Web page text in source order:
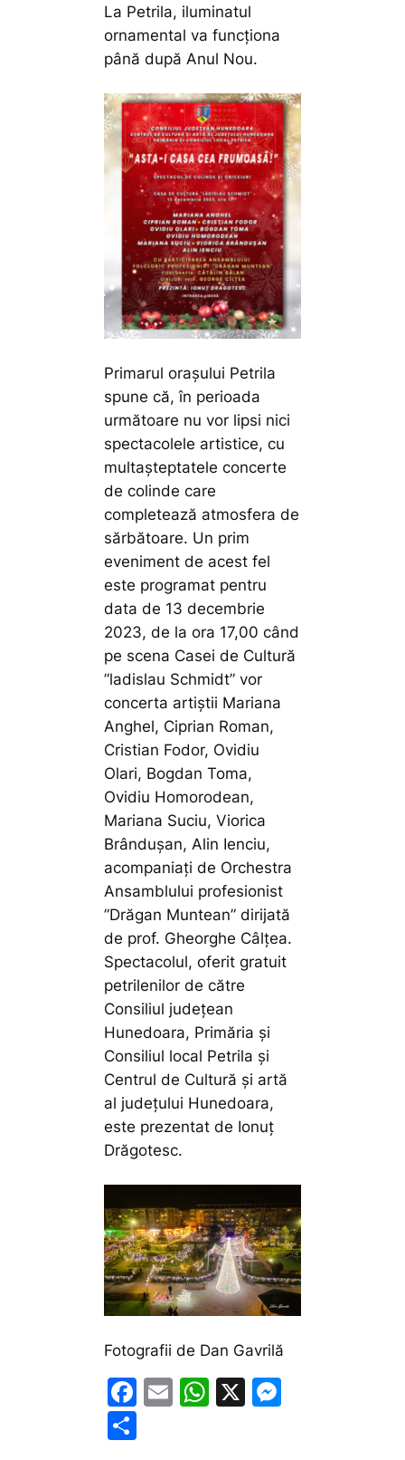
La Petrila, iluminatul
ornamental va funcționa
până după Anul Nou.
Primarul orașului Petrila
spune că, în perioada
următoare nu vor lipsi nici
spectacolele artistice, cu
multașteptatele concerte
de colinde care
completează atmosfera de
sărbătoare. Un prim
eveniment de acest fel
este programat pentru
data de 13 decembrie
2023, de la ora 17,00 când
pe scena Casei de Cultură
”ladislau Schmidt” vor
concerta artiștii Mariana
Anghel, Ciprian Roman,
Cristian Fodor, Ovidiu
Olari, Bogdan Toma,
Ovidiu Homorodean,
Mariana Suciu, Viorica
Brândușan, Alin Ienciu,
acompaniați de Orchestra
Ansamblului profesionist
”Drăgan Muntean” dirijată
de prof. Gheorghe Câlțea.
Spectacolul, oferit gratuit
petrilenilor de către
Consiliul județean
Hunedoara, Primăria și
Consiliul local Petrila și
Centrul de Cultură și artă
al județului Hunedoara,
este prezentat de Ionuț
Drăgotesc.
Fotografii de Dan Gavrilă
F
E
W X